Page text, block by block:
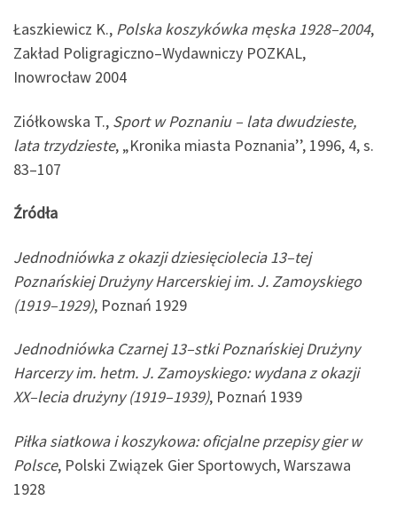
Łaszkiewicz K., Polska koszykówka męska 1928–2004,
Zakład Poligragiczno–Wydawniczy POZKAL,
Inowrocław 2004
Ziółkowska T., Sport w Poznaniu – lata dwudzieste,
lata trzydzieste, „Kronika miasta Poznania’’, 1996, 4, s.
83–107
Źródła
Jednodniówka z okazji dziesięciolecia 13–tej
Poznańskiej Drużyny Harcerskiej im. J. Zamoyskiego
(1919–1929), Poznań 1929
Jednodniówka Czarnej 13–stki Poznańskiej Drużyny
Harcerzy im. hetm. J. Zamoyskiego: wydana z okazji
XX–lecia drużyny (1919–1939), Poznań 1939
Piłka siatkowa i koszykowa: oficjalne przepisy gier w
Polsce, Polski Związek Gier Sportowych, Warszawa
1928